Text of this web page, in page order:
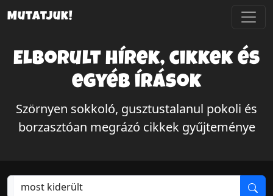
Mutatjuk!
Elborult hírek, cikkek és
egyéb írások
Szörnyen sokkoló, gusztustalanul pokoli és
borzasztóan megrázó cikkek gyűjteménye